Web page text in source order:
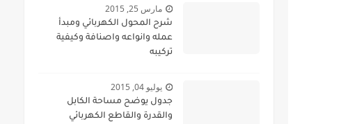
مارس 25, 2015
شرح المحول الكهربائي ومبدأ
عمله وانواعه واصنافة وكيفية
تركيبه
يوليو 04, 2015
جدول يوضح مساحة الكابل
والقدرة والقاطع الكهربائي